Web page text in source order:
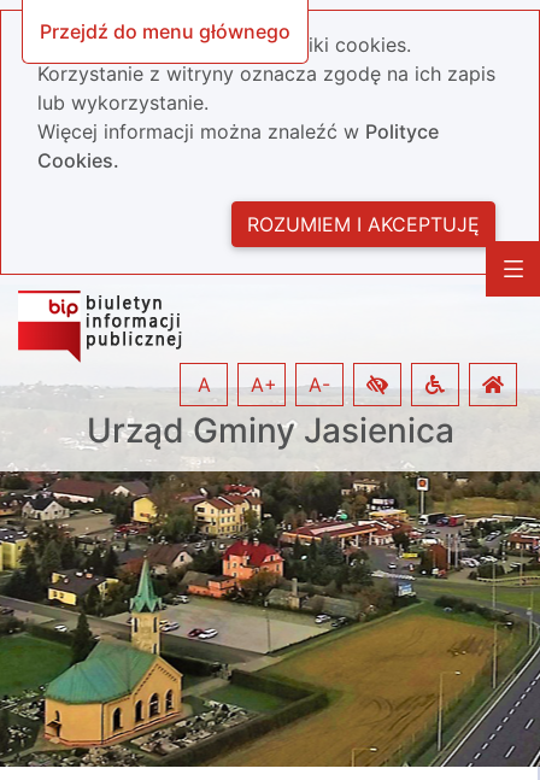
Przejdź do menu głównego
Nasza strona wykorzystuje pliki cookies.
Korzystanie z witryny oznacza zgodę na ich zapis
lub wykorzystanie.
Więcej informacji można znaleźć w Polityce
Cookies.
ROZUMIEM I AKCEPTUJĘ
Urząd Gminy Jasienica
A A+ A-